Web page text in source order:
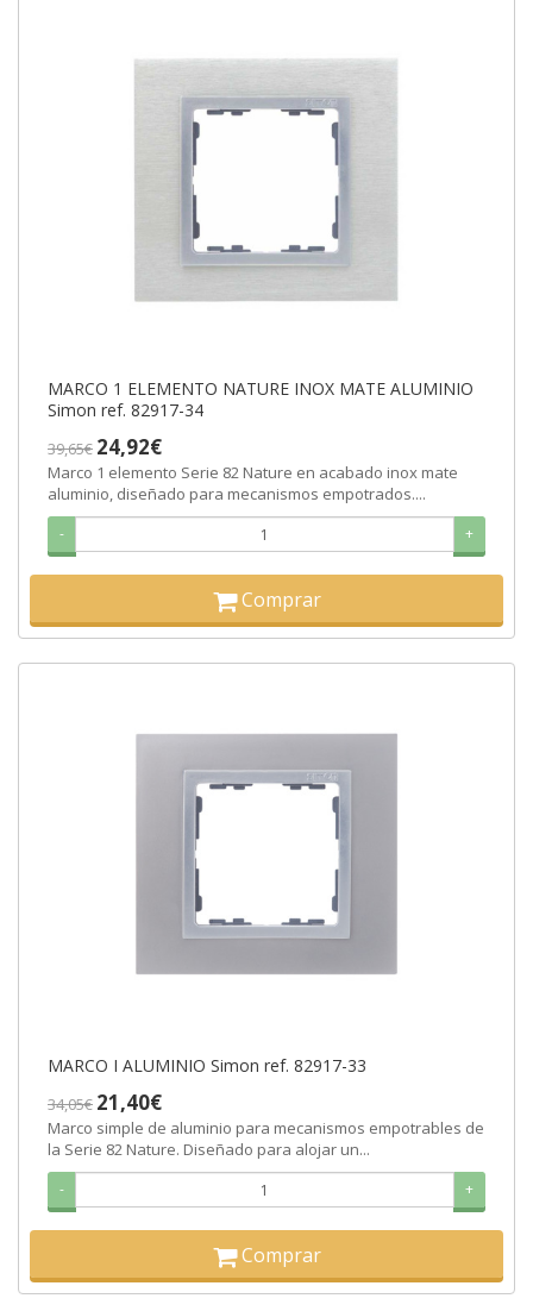
MARCO 1 ELEMENTO NATURE INOX MATE ALUMINIO
Simon ref. 82917-34
39,65€ 24,92€
Marco 1 elemento Serie 82 Nature en acabado inox mate
aluminio, diseñado para mecanismos empotrados....
- +
Comprar
MARCO I ALUMINIO Simon ref. 82917-33
34,05€ 21,40€
Marco simple de aluminio para mecanismos empotrables de
la Serie 82 Nature. Diseñado para alojar un...
- +
Comprar